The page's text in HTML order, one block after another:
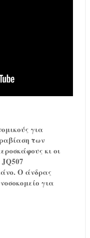
για
των
κι οι
Ο άνδρας
για